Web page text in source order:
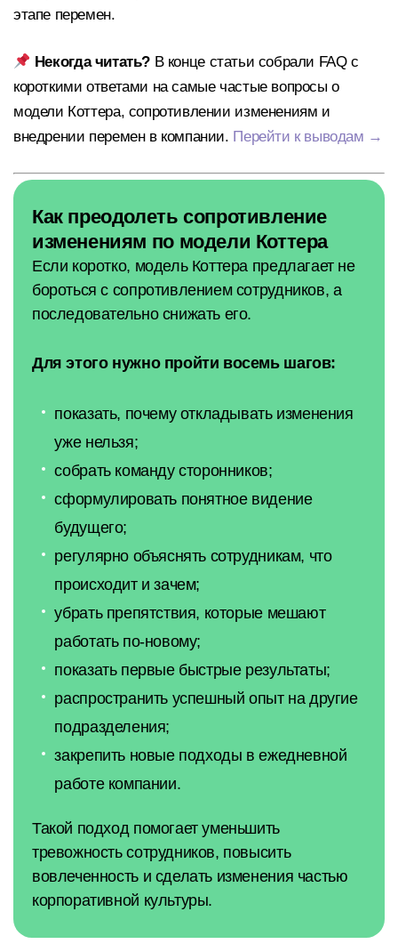
этапе перемен.
Некогда читать? В конце статьи собрали FAQ с
короткими ответами на самые частые вопросы о
модели Коттера, сопротивлении изменениям и
внедрении перемен в компании. Перейти к выводам →
Как преодолеть сопротивление
изменениям по модели Коттера
Если коротко, модель Коттера предлагает не
бороться с сопротивлением сотрудников, а
последовательно снижать его.
Для этого нужно пройти восемь шагов:
показать, почему откладывать изменения
уже нельзя;
собрать команду сторонников;
сформулировать понятное видение
будущего;
регулярно объяснять сотрудникам, что
происходит и зачем;
убрать препятствия, которые мешают
работать по-новому;
показать первые быстрые результаты;
распространить успешный опыт на другие
подразделения;
закрепить новые подходы в ежедневной
работе компании.
Такой подход помогает уменьшить
тревожность сотрудников, повысить
вовлеченность и сделать изменения частью
корпоративной культуры.